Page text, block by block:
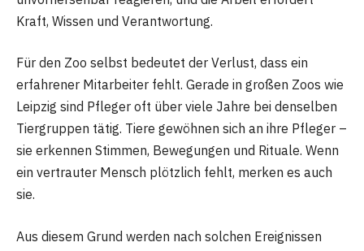
Kraft, Wissen und Verantwortung.
Für den Zoo selbst bedeutet der Verlust, dass ein
erfahrener Mitarbeiter fehlt. Gerade in großen Zoos wie
Leipzig sind Pfleger oft über viele Jahre bei denselben
Tiergruppen tätig. Tiere gewöhnen sich an ihre Pfleger –
sie erkennen Stimmen, Bewegungen und Rituale. Wenn
ein vertrauter Mensch plötzlich fehlt, merken es auch
sie.
Aus diesem Grund werden nach solchen Ereignissen